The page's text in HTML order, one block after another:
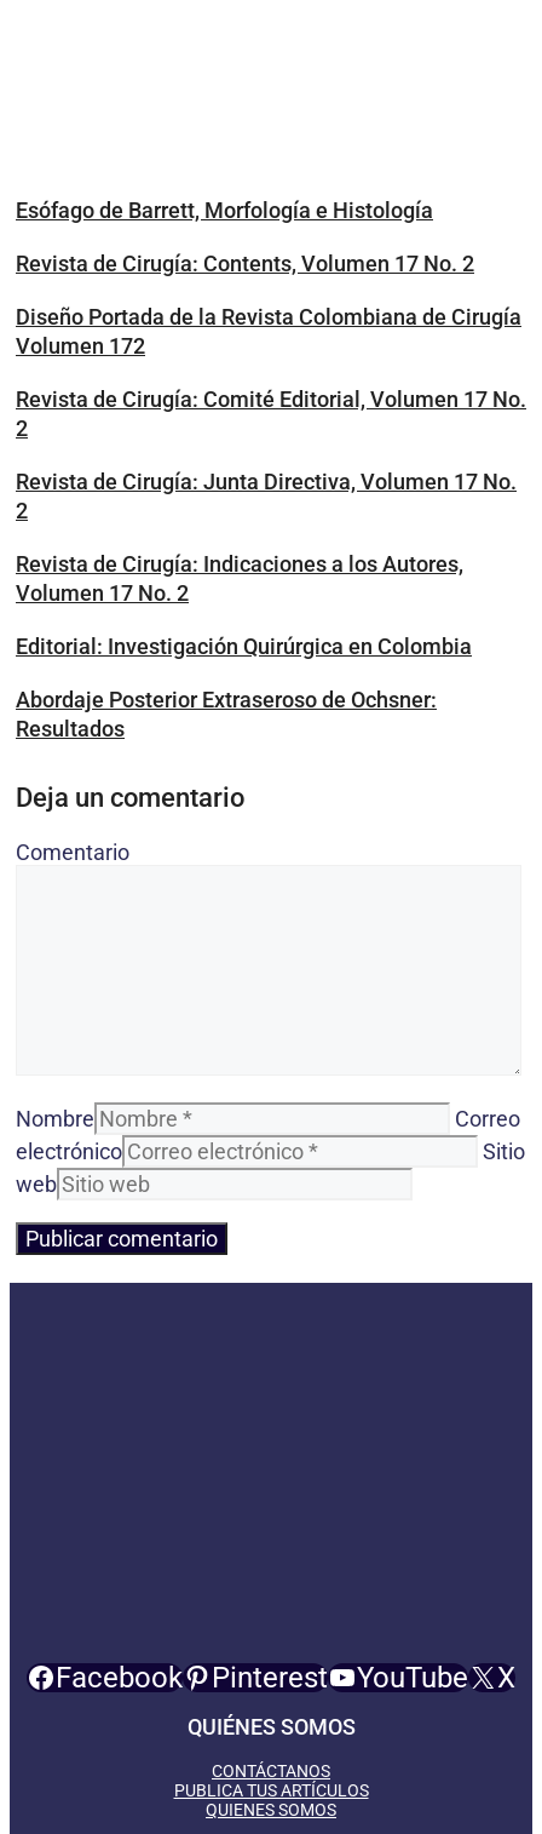
Esófago de Barrett, Morfología e Histología
Revista de Cirugía: Contents, Volumen 17 No. 2
Diseño Portada de la Revista Colombiana de Cirugía
Volumen 172
Revista de Cirugía: Comité Editorial, Volumen 17 No.
2
Revista de Cirugía: Junta Directiva, Volumen 17 No.
2
Revista de Cirugía: Indicaciones a los Autores,
Volumen 17 No. 2
Editorial: Investigación Quirúrgica en Colombia
Abordaje Posterior Extraseroso de Ochsner:
Resultados
Deja un comentario
Comentario
Nombre
Correo
electrónico
Sitio
web
Facebook Pinterest YouTube X
QUIÉNES SOMOS
CONTÁCTANOS
PUBLICA TUS ARTÍCULOS
QUIENES SOMOS